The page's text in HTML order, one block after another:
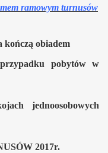
ramowym turnusów
kończą obiadem
pobytów w
jednoosobowych
2017r.